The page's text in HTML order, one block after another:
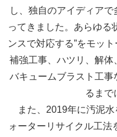
し、独自のアイディア
ってきました。あらゆる
ンスで対応する”をモッ
補強工事、ハツリ、解体
バキュームブラスト工
るまで
また、2019年に汚泥水
ォーターリサイクル工